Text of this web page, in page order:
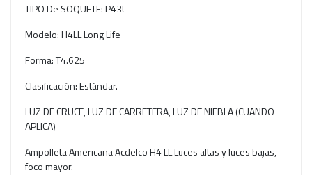
TIPO De SOQUETE: P43t
Modelo: H4LL Long Life
Forma: T4.625
Clasificación: Estándar.
LUZ DE CRUCE, LUZ DE CARRETERA, LUZ DE NIEBLA (CUANDO
APLICA)
Ampolleta Americana Acdelco H4 LL Luces altas y luces bajas,
foco mayor.